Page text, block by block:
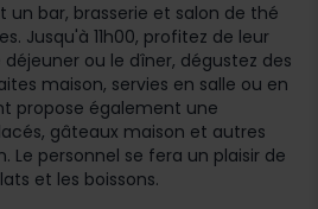
un bar, brasserie et salon de thé
Jusqu'à 11h00, profitez de leur
ou le dîner, dégustez des
maison, servies en salle ou en
propose également une
gâteaux maison et autres
Le personnel se fera un plaisir de
et les boissons.